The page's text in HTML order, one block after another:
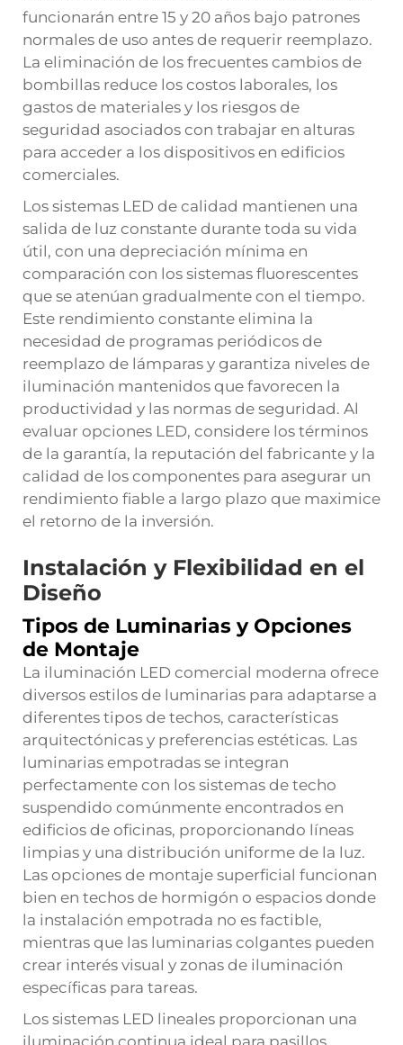
funcionarán entre 15 y 20 años bajo patrones
normales de uso antes de requerir reemplazo.
La eliminación de los frecuentes cambios de
bombillas reduce los costos laborales, los
gastos de materiales y los riesgos de
seguridad asociados con trabajar en alturas
para acceder a los dispositivos en edificios
comerciales.
Los sistemas LED de calidad mantienen una
salida de luz constante durante toda su vida
útil, con una depreciación mínima en
comparación con los sistemas fluorescentes
que se atenúan gradualmente con el tiempo.
Este rendimiento constante elimina la
necesidad de programas periódicos de
reemplazo de lámparas y garantiza niveles de
iluminación mantenidos que favorecen la
productividad y las normas de seguridad. Al
evaluar opciones LED, considere los términos
de la garantía, la reputación del fabricante y la
calidad de los componentes para asegurar un
rendimiento fiable a largo plazo que maximice
el retorno de la inversión.
Instalación y Flexibilidad en el
Diseño
Tipos de Luminarias y Opciones
de Montaje
La iluminación LED comercial moderna ofrece
diversos estilos de luminarias para adaptarse a
diferentes tipos de techos, características
arquitectónicas y preferencias estéticas. Las
luminarias empotradas se integran
perfectamente con los sistemas de techo
suspendido comúnmente encontrados en
edificios de oficinas, proporcionando líneas
limpias y una distribución uniforme de la luz.
Las opciones de montaje superficial funcionan
bien en techos de hormigón o espacios donde
la instalación empotrada no es factible,
mientras que las luminarias colgantes pueden
crear interés visual y zonas de iluminación
específicas para tareas.
Los sistemas LED lineales proporcionan una
iluminación continua ideal para pasillos,